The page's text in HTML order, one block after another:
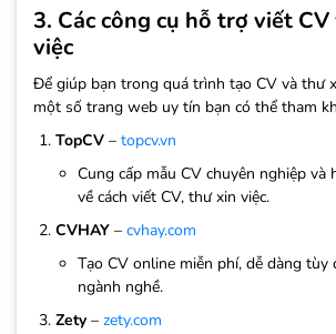
3. Các công cụ hỗ trợ viết
việc
Để giúp bạn trong quá trình tạo CV và thư
một số trang web uy tín bạn có thể tham
TopCV – topcv.vn
Cung cấp mẫu CV chuyên nghiệp và
về cách viết CV, thư xin việc.
CVHAY – cvhay.com
Tạo CV online miễn phí, dễ dàng
ngành nghề.
Zety – zety.com